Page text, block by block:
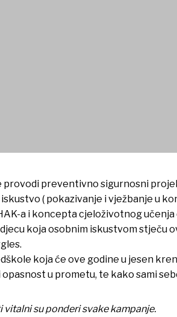
provodi preventivno sigurnosni
( pokazivanje i vježbanje u
a i koncepta cjeloživotnog
koja osobnim iskustvom stječu
koja će ove godine u jesen
u prometu, te kako sami
su ponderi svake kampanje.